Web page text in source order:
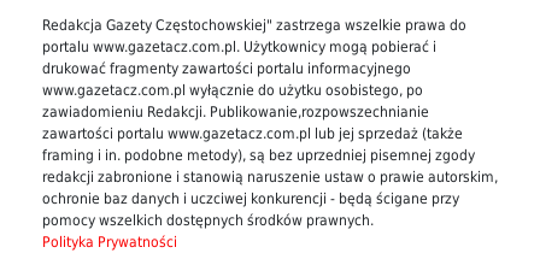
Redakcja Gazety Częstochowskiej" zastrzega wszelkie prawa do
portalu www.gazetacz.com.pl. Użytkownicy mogą pobierać i
drukować fragmenty zawartości portalu informacyjnego
www.gazetacz.com.pl wyłącznie do użytku osobistego, po
zawiadomieniu Redakcji. Publikowanie,rozpowszechnianie
zawartości portalu www.gazetacz.com.pl lub jej sprzedaż (także
framing i in. podobne metody), są bez uprzedniej pisemnej zgody
redakcji zabronione i stanowią naruszenie ustaw o prawie autorskim,
ochronie baz danych i uczciwej konkurencji - będą ścigane przy
pomocy wszelkich dostępnych środków prawnych.
Polityka Prywatności